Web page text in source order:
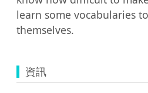
learn some vocabularies
themselves.
資訊